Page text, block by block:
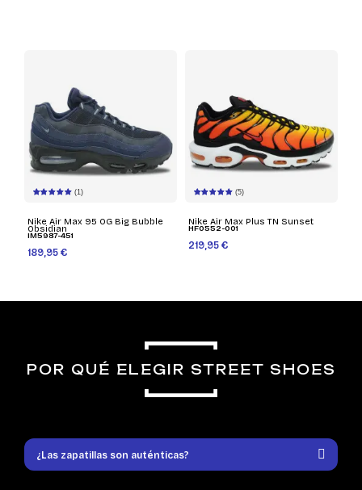
(1)
Nike Air Max 95 OG Big Bubble
Obsidian
IM5987-451
189,95 €
(5)
Nike Air Max Plus TN Sunset
HF0552-001
219,95 €
POR QUÉ ELEGIR STREET SHOES
¿Las zapatillas son auténticas?